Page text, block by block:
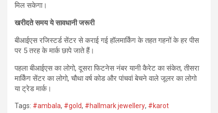
मिल सकेगा।
खरीदते समय ये सावधानी जरूरी
बीआईएस रजिस्टर्ड सेंटर से कराई गई हॉलमार्किंग के तहत गहनों के हर पीस
पर 5 तरह के मार्क छापे जाते हैं।
पहला बीआईएस का लोगो, दूसरा फिटनेस नंबर यानी कैरेट का संकेत, तीसरा
मार्किंग सेंटर का लोगो, चौथा वर्ष कोड और पांचवां बेचने वाले जूलर का लोगो
या ट्रेड मार्क।
Tags: #ambala, #gold, #hallmark jewellery, #karot